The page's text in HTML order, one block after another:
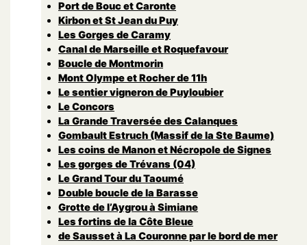
Port de Bouc et Caronte
Kirbon et St Jean du Puy
Les Gorges de Caramy
Canal de Marseille et Roquefavour
Boucle de Montmorin
Mont Olympe et Rocher de 11h
Le sentier vigneron de Puyloubier
Le Concors
La Grande Traversée des Calanques
Gombault Estruch (Massif de la Ste Baume)
Les coins de Manon et Nécropole de Signes
Les gorges de Trévans (04)
Le Grand Tour du Taoumé
Double boucle de la Barasse
Grotte de l’Aygrou à Simiane
Les fortins de la Côte Bleue
de Sausset à La Couronne par le bord de mer